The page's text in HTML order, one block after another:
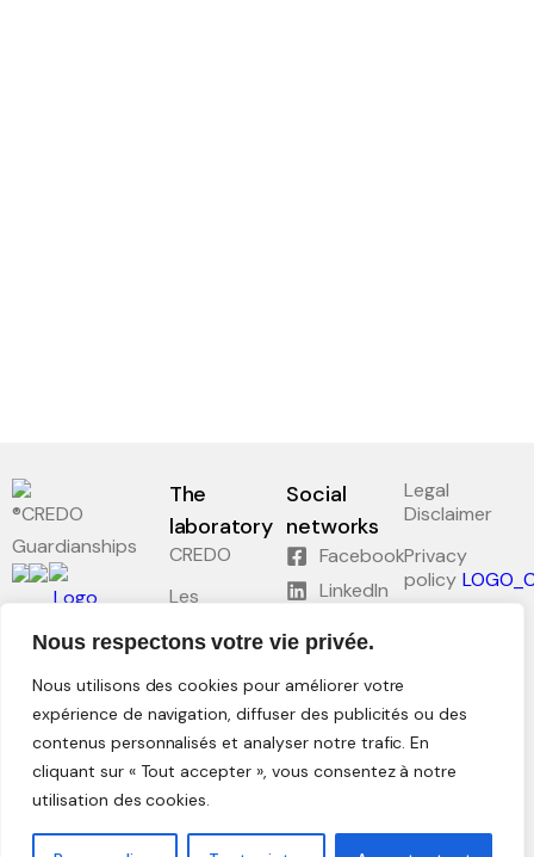
Nous respectons votre vie privée.
Nous utilisons des cookies pour améliorer votre
expérience de navigation, diffuser des publicités ou des
contenus personnalisés et analyser notre trafic. En
cliquant sur « Tout accepter », vous consentez à notre
utilisation des cookies.
Guardianships
The
laboratory
CREDO
Les
Lessons
Documentation
and archives
Intranet
Social
networks
Facebook
LinkedIn
Legal
Disclaimer
Privacy
policy
Partielle
©2026 Credo.